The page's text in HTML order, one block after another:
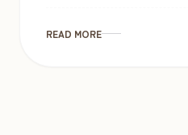
READ MORE